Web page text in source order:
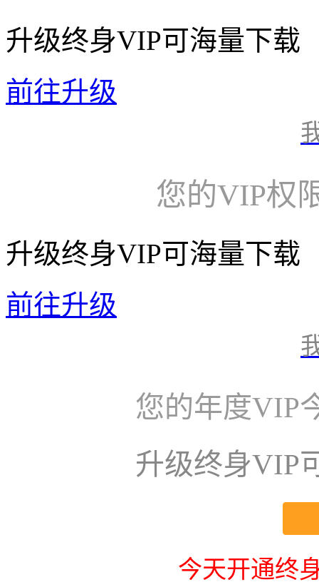
升级终身VIP可海量下载
前往升级
您的VIP权
升级终身VIP可海量下载
前往升级
您的年度VIP
升级终身VIP
今天开通终